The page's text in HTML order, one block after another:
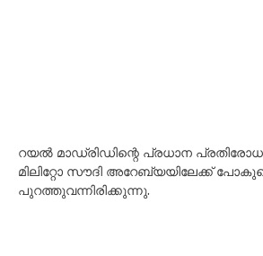
റയൽ മാഡ്രിഡിന്റെ പ്രധാന
മിലിറ്റോ സൗദി അറേബ്യയിലേക്ക്
പുറത്തുവന്നിരിക്കുന്നു.